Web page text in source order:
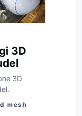
3D
3D
mesh